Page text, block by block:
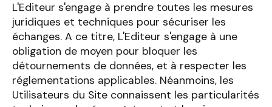
L'Editeur s'engage à prendre toutes les mesures
juridiques et techniques pour sécuriser les
échanges. A ce titre, L'Editeur s'engage à une
obligation de moyen pour bloquer les
détournements de données, et à respecter les
réglementations applicables. Néanmoins, les
Utilisateurs du Site connaissent les particularités